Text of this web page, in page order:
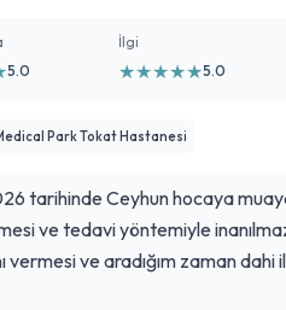
5.0
İlgi
★★★★★5.0
Park Tokat Hastanesi
tarihinde Ceyhun hocaya
ve tedavi yöntemiyle
vermesi ve aradığım zaman
alanında çok başarılı